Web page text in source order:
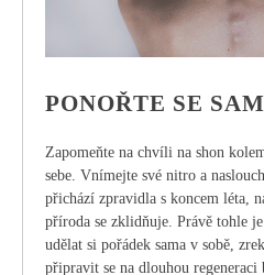
PONOŘTE SE
Zapomeňte na chvíli na shon
sebe. Vnímejte své nitro a
přichází zpravidla s koncem léta,
příroda se zklidňuje. Právě tohle
udělat si pořádek sama v sobě,
připravit se na dlouhou regeneraci